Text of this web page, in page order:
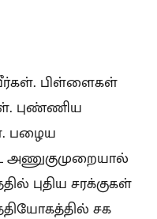
பிள்ளைகள்
புண்ணிய
பழைய
அணுகுமுறையால்
புதிய சரக்குகள்
சக